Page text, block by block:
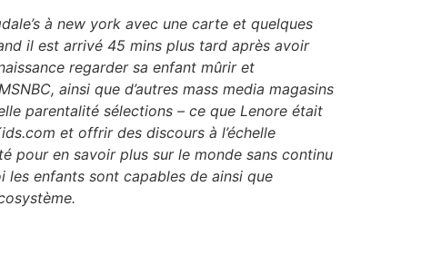
à new york avec une carte et quelques
il est arrivé 45 mins plus tard après avoir
regarder sa enfant mûrir et
ainsi que d’autres mass media magasins
parentalité sélections – ce que Lenore était
et offrir des discours à l’échelle
pour en savoir plus sur le monde sans continu
enfants sont capables de ainsi que